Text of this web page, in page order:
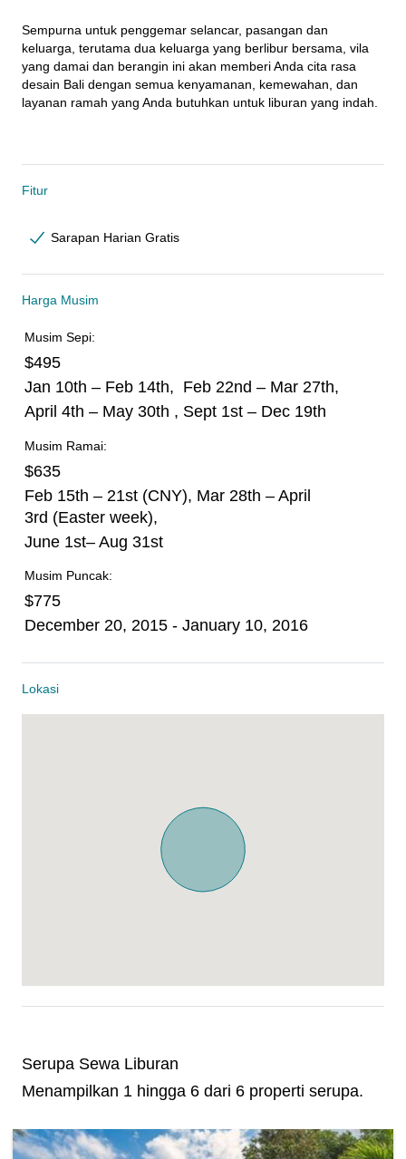
Sempurna untuk penggemar selancar, pasangan dan
keluarga, terutama dua keluarga yang berlibur bersama, vila
yang damai dan berangin ini akan memberi Anda cita rasa
desain Bali dengan semua kenyamanan, kemewahan, dan
layanan ramah yang Anda butuhkan untuk liburan yang indah.
Fitur
Sarapan Harian Gratis
Harga Musim
Musim Sepi:
$495
Jan 10th – Feb 14th, Feb 22nd – Mar 27th,
April 4th – May 30th , Sept 1st – Dec 19th
Musim Ramai:
$635
Feb 15th – 21st (CNY), Mar 28th – April
3rd (Easter week),
June 1st– Aug 31st
Musim Puncak:
$775
December 20, 2015 - January 10, 2016
Lokasi
Serupa Sewa Liburan
Menampilkan 1 hingga 6 dari 6 properti serupa.